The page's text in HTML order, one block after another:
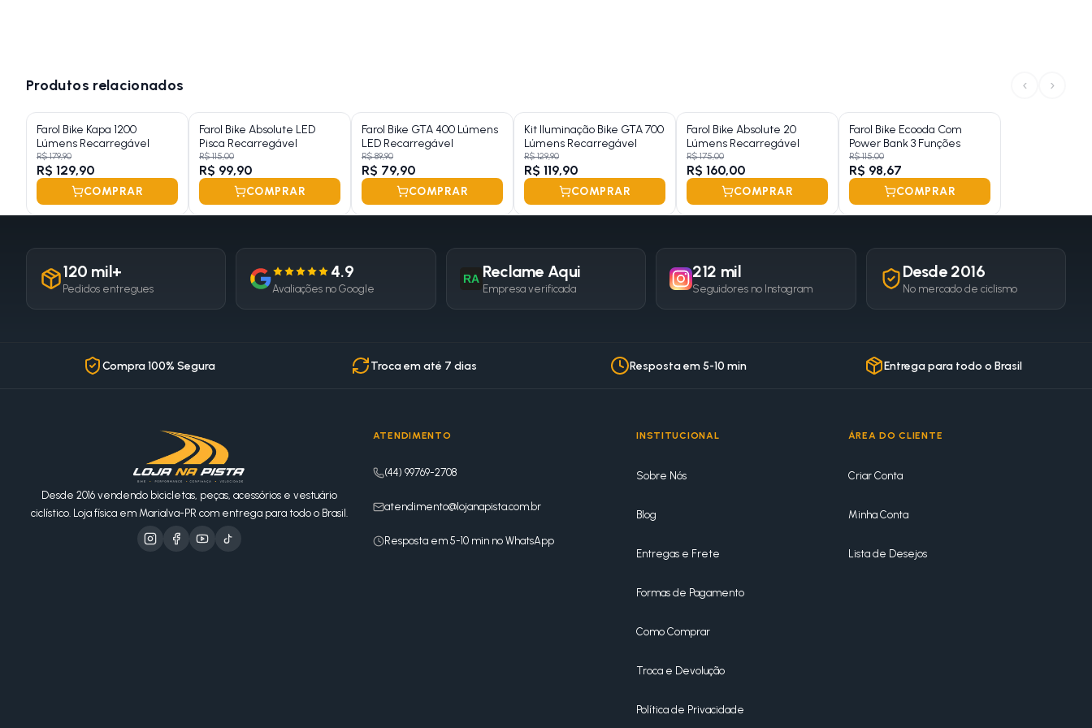
Produtos relacionados ‹ ›
Farol Bike Kapa 1200
Lúmens Recarregável
R$ 179,90
R$ 129,90
COMPRAR
Farol Bike Absolute LED
Pisca Recarregável
R$ 115,00
R$ 99,90
COMPRAR
Farol Bike GTA 400 Lúmens
LED Recarregável
R$ 89,90
R$ 79,90
COMPRAR
Kit Iluminação Bike GTA 700
Lúmens Recarregável
R$ 129,90
R$ 119,90
COMPRAR
Farol Bike Absolute 20
Lúmens Recarregável
R$ 175,00
R$ 160,00
COMPRAR
Farol Bike Ecooda Com
Power Bank 3 Funções
R$ 115,00
R$ 98,67
COMPRAR
120 mil+
Pedidos entregues
4.9
Avaliações no Google
RA Reclame Aqui
Empresa verificada
212 mil
Seguidores no Instagram
Desde 2016
No mercado de ciclismo
Compra 100% Segura Troca em até 7 dias Resposta em 5-10 min Entrega para todo o Brasil
Desde 2016 vendendo bicicletas, peças, acessórios e vestuário
ciclístico. Loja física em Marialva-PR com entrega para todo o Brasil.
ATENDIMENTO
(44) 99769-2708
atendimento@lojanapista.com.br
Resposta em 5-10 min no WhatsApp
INSTITUCIONAL
Sobre Nós
Blog
Entregas e Frete
Formas de Pagamento
Como Comprar
Troca e Devolução
Política de Privacidade
ÁREA DO CLIENTE
Criar Conta
Minha Conta
Lista de Desejos